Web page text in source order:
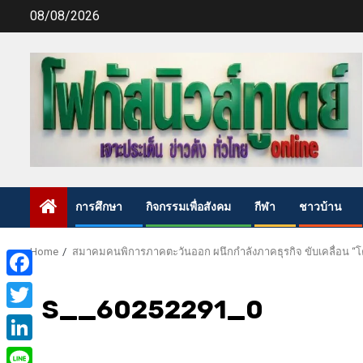
08/08/2026
การศึกษา กิจกรรมเพื่อสังคม กีฬา ชาวบ้าน
Home สมาคมคนพิการภาคตะวันออก ผนึกกำลังภาคธุรกิจ ขับเคลื่อน “
S__60252291_0
Facebook
Twitter
LinkedIn